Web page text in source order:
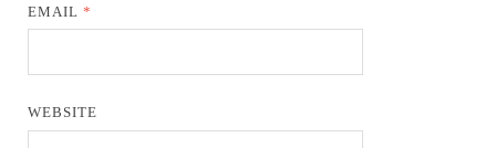
EMAIL*
WEBSITE